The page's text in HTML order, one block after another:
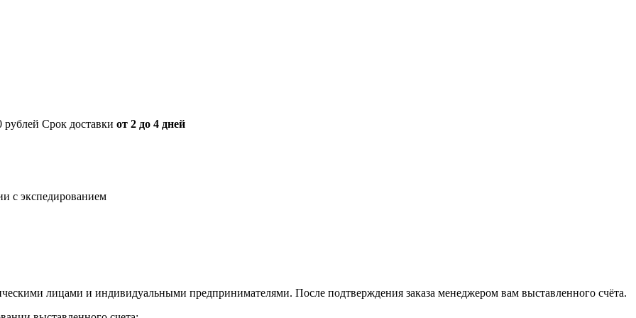
рублей Срок доставки от 2 до 4 дней
с экспедированием
лицами и индивидуальными предпринимателями. После подтверждения заказа менеджером вам выставленного счёта.